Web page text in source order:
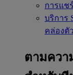
การแช
บริการ
คล่องตัว
ตามควา